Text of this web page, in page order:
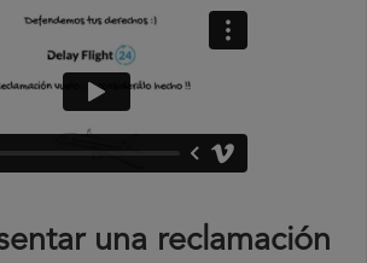
una reclamación